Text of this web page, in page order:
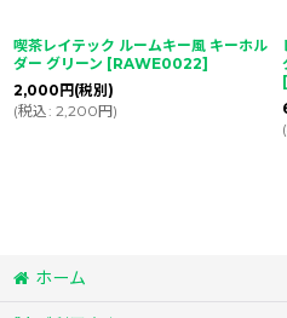
喫茶レイテック ルームキー風 キーホル
ダー グリーン [RAWE0022]
2,000 円 (税別)
(税込: 2,200円)
[
(
ホーム